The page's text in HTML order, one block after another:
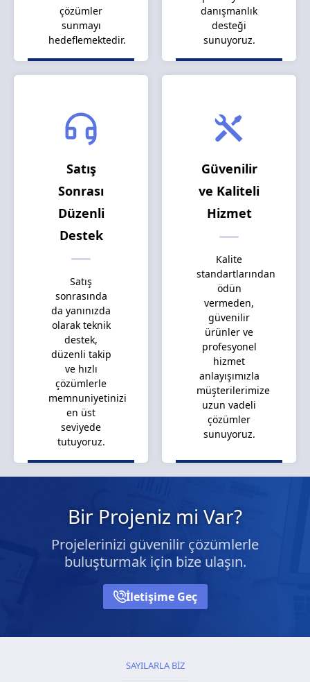
çözümler
sunmayı
hedeflemektedir.
danışmanlık
desteği
sunuyoruz.
Satış
Sonrası
Düzenli
Destek
Satış
sonrasında
da yanınızda
olarak teknik
destek,
düzenli takip
ve hızlı
çözümlerle
memnuniyetinizi
en üst
seviyede
tutuyoruz.
Güvenilir
ve Kaliteli
Hizmet
Kalite
standartlarından
ödün
vermeden,
güvenilir
ürünler ve
profesyonel
hizmet
anlayışımızla
müşterilerimize
uzun vadeli
çözümler
sunuyoruz.
Bir Projeniz mi Var?
Projelerinizi güvenilir çözümlerle
buluşturmak için bize ulaşın.
İletişime Geç
SAYILARLA BİZ